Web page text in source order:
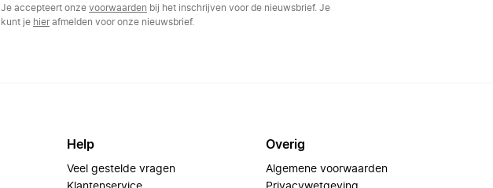
Je accepteert onze voorwaarden bij het inschrijven voor de nieuwsbrief. Je
kunt je hierafmelden voor onze nieuwsbrief.
Help
Veel gestelde vragen
Overig
Algemene voorwaarden